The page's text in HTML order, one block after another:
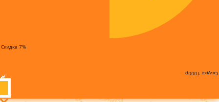
Скидка 7%
Скидка 1000р